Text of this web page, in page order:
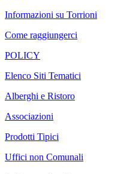
Informazioni su Torrioni
Come raggiungerci
POLICY
Elenco Siti Tematici
Alberghi e Ristoro
Associazioni
Prodotti Tipici
Uffici non Comunali